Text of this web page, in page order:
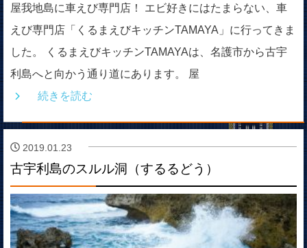
屋我地島に車えび専門店！ エビ好きにはたまらない、車
えび専門店「くるまえびキッチンTAMAYA」に行ってきま
した。 くるまえびキッチンTAMAYAは、名護市から古宇
利島へと向かう通り道にあります。 屋
続きを読む
2019.01.23
古宇利島のスルル洞（するるどう）